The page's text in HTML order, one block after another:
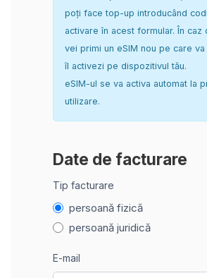
poți face top-up introducând
activare în acest formular. În caz
vei primi un eSIM nou pe care
îl activezi pe dispozitivul tău.
eSIM-ul se va activa automat la
utilizare.
Date de facturare
Tip facturare
persoană fizică
persoană juridică
E-mail